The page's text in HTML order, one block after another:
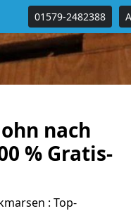
01579-2482388
nach
% Gratis-
: Top-